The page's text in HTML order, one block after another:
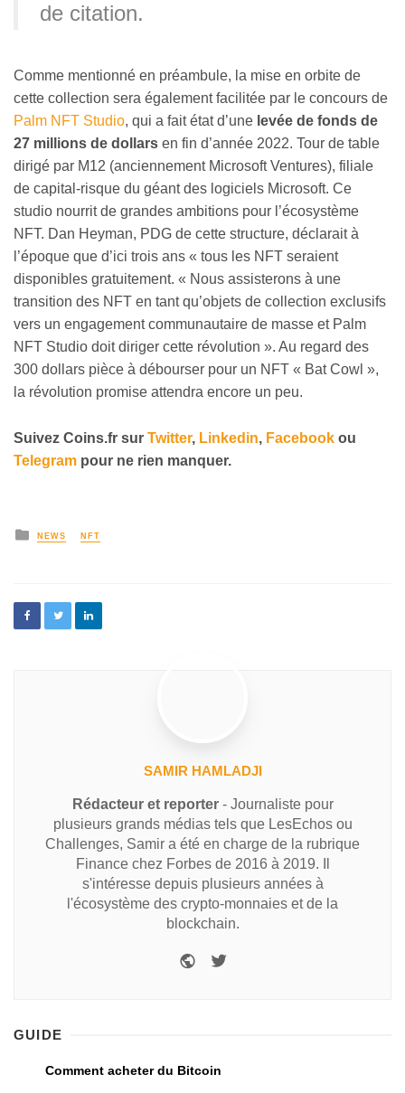
de citation.
Comme mentionné en préambule, la mise en orbite de
cette collection sera également facilitée par le concours de
Palm NFT Studio, qui a fait état d’une levée de fonds de
27 millions de dollars en fin d’année 2022. Tour de table
dirigé par M12 (anciennement Microsoft Ventures), filiale
de capital-risque du géant des logiciels Microsoft. Ce
studio nourrit de grandes ambitions pour l’écosystème
NFT. Dan Heyman, PDG de cette structure, déclarait à
l’époque que d’ici trois ans « tous les NFT seraient
disponibles gratuitement. « Nous assisterons à une
transition des NFT en tant qu’objets de collection exclusifs
vers un engagement communautaire de masse et Palm
NFT Studio doit diriger cette révolution ». Au regard des
300 dollars pièce à débourser pour un NFT « Bat Cowl »,
la révolution promise attendra encore un peu.
Suivez Coins.fr sur Twitter, Linkedin, Facebook ou
Telegram pour ne rien manquer.
NEWS NFT
SAMIR HAMLADJI
Rédacteur et reporter- Journaliste pour
plusieurs grands médias tels que LesEchos ou
Challenges, Samir a été en charge de la rubrique
Finance chez Forbes de 2016 à 2019. Il
s'intéresse depuis plusieurs années à
l'écosystème des crypto-monnaies et de la
blockchain.
GUIDE
Comment acheter du Bitcoin